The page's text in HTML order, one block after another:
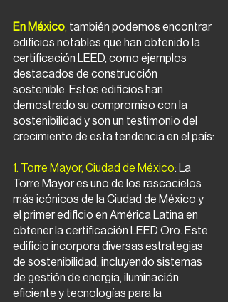
En México, también podemos encontrar
edificios notables que han obtenido la
certificación LEED, como ejemplos
destacados de construcción
sostenible. Estos edificios han
demostrado su compromiso con la
sostenibilidad y son un testimonio del
crecimiento de esta tendencia en el país:
1. Torre Mayor, Ciudad de México: La
Torre Mayor es uno de los rascacielos
más icónicos de la Ciudad de México y
el primer edificio en América Latina en
obtener la certificación LEED Oro. Este
edificio incorpora diversas estrategias
de sostenibilidad, incluyendo sistemas
de gestión de energía, iluminación
eficiente y tecnologías para la